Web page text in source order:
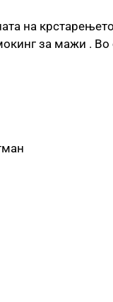
на
за мажи . Во